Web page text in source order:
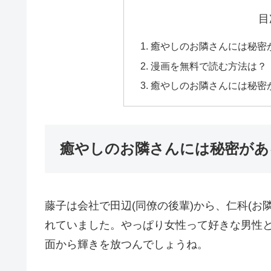
癒やしのお隣さんには秘
漫画を無料で読む方法は？
癒やしのお隣さんには秘
癒やしのお隣さんには秘密が
藤子は会社で田辺(同僚の後輩)から、仁科(お
れていました。やっぱり女性って好きな男性
面から輝きを放つんでしょうね。